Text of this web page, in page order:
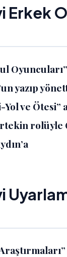
Erkek
Oyuncuları”
yazıp
ve Ötesi”
rolüyle